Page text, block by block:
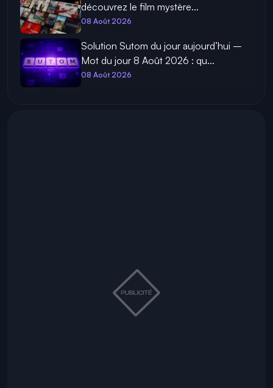
découvrez le film mystère...
08 Août 2026
Solution Sutom du jour aujourd’hui –
Mot du jour 8 Août 2026 : qu...
08 Août 2026